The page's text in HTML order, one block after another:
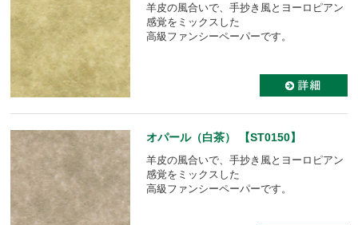
羊皮の風合いで、手抄き風とヨーロピアン
感覚をミックスした
高級ファンシーペーパーです。
オパール（白茶） 【ST0150】
羊皮の風合いで、手抄き風とヨーロピアン
感覚をミックスした
高級ファンシーペーパーです。